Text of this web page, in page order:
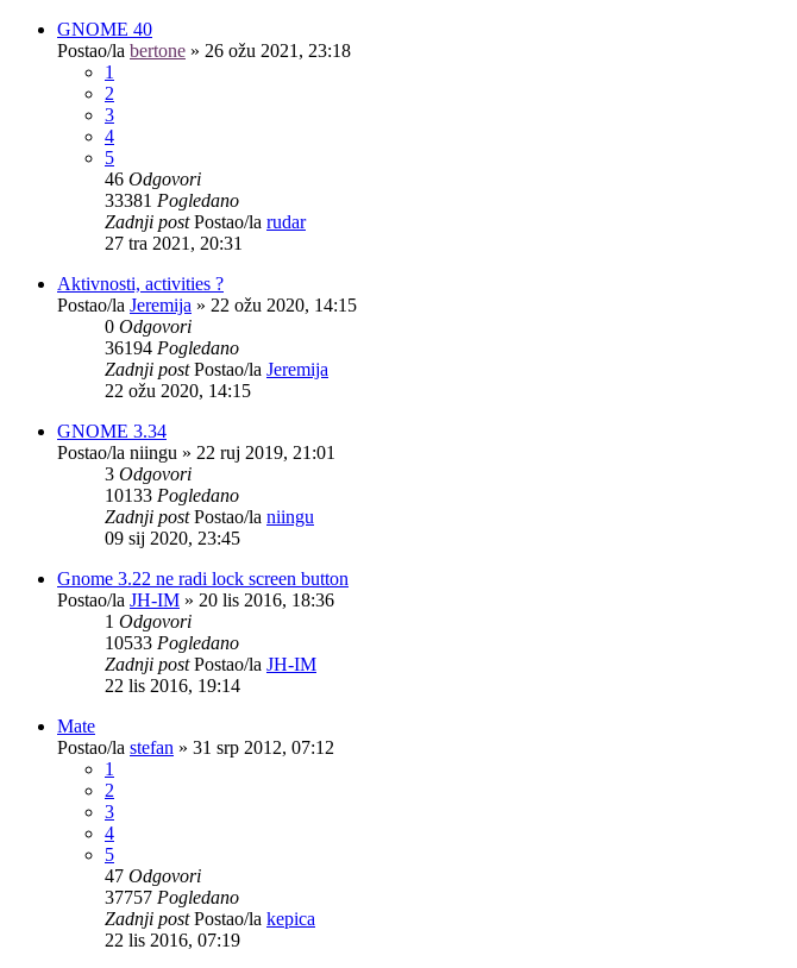
GNOME 40
Postao/la bertone » 26 ožu 2021, 23:18
1
2
3
4
5
46 Odgovori
33381 Pogledano
Zadnji postPostao/la rudar
27 tra 2021, 20:31
Aktivnosti, activities ?
Postao/la Jeremija » 22 ožu 2020, 14:15
0 Odgovori
36194 Pogledano
Zadnji postPostao/la Jeremija
22 ožu 2020, 14:15
GNOME 3.34
Postao/la niingu » 22 ruj 2019, 21:01
3 Odgovori
10133 Pogledano
Zadnji postPostao/la niingu
09 sij 2020, 23:45
Gnome 3.22 ne radi lock screen button
Postao/la JH-IM » 20 lis 2016, 18:36
1 Odgovori
10533 Pogledano
Zadnji postPostao/la JH-IM
22 lis 2016, 19:14
Mate
Postao/la stefan » 31 srp 2012, 07:12
1
2
3
4
5
47 Odgovori
37757 Pogledano
Zadnji postPostao/la kepica
22 lis 2016, 07:19